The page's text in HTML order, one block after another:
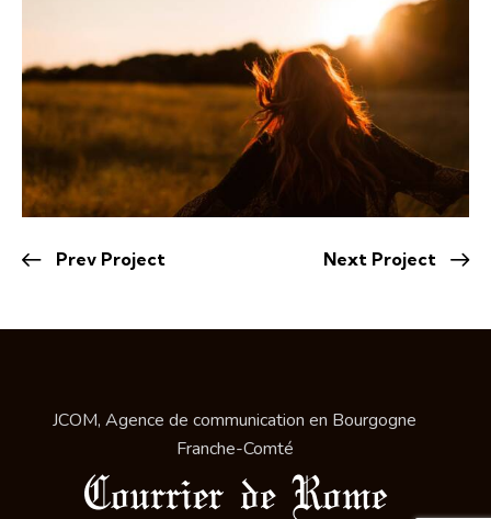
Prev Project Next Project
JCOM, Agence de communication en Bourgogne
Franche-Comté